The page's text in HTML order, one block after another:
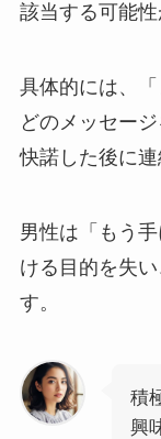
該当する可能性
具体的には、
どのメッセー
快諾した後に連
男性は「もう
ける目的を失
す。
積
興